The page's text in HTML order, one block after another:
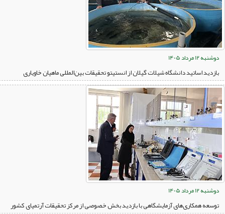
دوشنبه 12 مرداد 1405
بازدید اساتید دانشگاه شیلات گیلان از انستیتو تحقیقات بین‌المللی ماهیان خاویاری
دوشنبه 12 مرداد 1405
توسعه همکاری‌های آزمایشگاهی با بازدید بخش خصوصی از مرکز تحقیقات آرتمیای کشور